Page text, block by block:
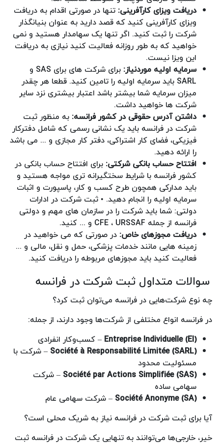
دریافت ویزای کارآفرینی: تنها در صورتی اقدام به دریافت
ویزای کارآفرینی کنید که قصد دارید به عنوان بنیانگذار
شرکت را ثبت کنید. اگر تنها یک سهامدار هستید و نمی
خواهید که به طور روزانه فعالیت کنید نیازی به دریافت
این ویزا نیست.
سرمایه اولیه موردنیاز:
برای شرکت های برای SAS و
SARL باید سرمایه اولیه را تامین کنید. قطعا هر چقدر
میزان سرمایه شما بیشتر باشد اعتبار بیشتری نزد سایر
شرکت ها خواهید داشت.
داشتن آدرس حقوقی در کشور فرانسه: به منظور ثبت
شرکت در فرانسه باید یک نشانی رسمی که شامل دفترکار
فیزیکی، فضای کار اشتراکی، دفتر کار مجازی و ... می باشد
را ارائه دهید.
افتتاح حساب بانکی شرکتی: برای افتتاح حساب بانکی در
کشور فرانسه با شرایط سختگیرانه تری مواجه هستید و
باید مدارکی همچون طرح کسب و کار، پاسپورت و اثبات
سرمایه اولیه را انجام دهید. • ثبت شرکت در ادارات
دولتی: شما باید شرکت را در سازمان های مهم و دولتی
فرانسه از جمله CFE ، URSSAF و ... کنید.
دریافت مجوزهای خاص: در صورتی که می خواهید در
زمینه هایی مانند خدمات پزشکی، حمل و نقل، مالی و ...
فعالیت کنید باید مجوزهای مربوطه را دریافت کنید.
سوالات متداول ثبت شرکت در فرانسه
چه نوع شرکت‌هایی در فرانسه می‌توان ثبت کرد؟
در فرانسه انواع مختلفی از شرکت‌ها وجود دارند، از جمله:
Entreprise Individuelle (EI) – کسب‌وکار انفرادی
Société à Responsabilité Limitée (SARL) – شرکت با
مسئولیت محدود
Société par Actions Simplifiée (SAS) – شرکت
سهامی ساده
Société Anonyme (SA) – شرکت سهامی عام
آیا برای ثبت شرکت در فرانسه نیاز به شریک محلی است؟
خیر، خارجی‌ها می‌توانند به تنهایی یک شرکت در فرانسه ثبت